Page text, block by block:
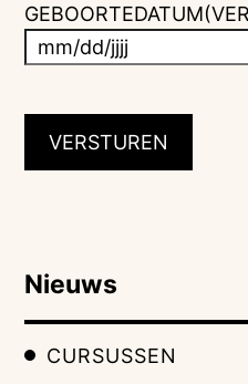
GEBOORTEDATUM
MM
DD
slash
Nieuws
CURSUSSEN